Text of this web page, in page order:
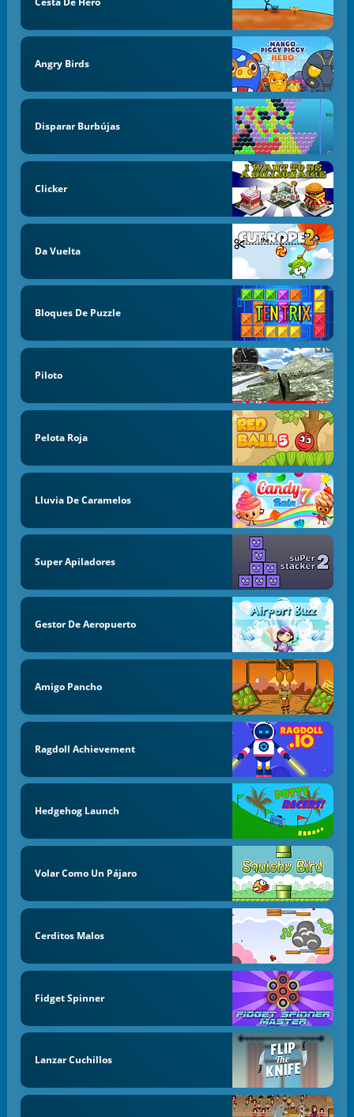
Angry Birds
Disparar Burbújas
Clicker
Da Vuelta
Bloques De Puzzle
Piloto
Pelota Roja
Lluvia De Caramelos
Super Apiladores
Gestor De Aeropuerto
Amigo Pancho
Ragdoll Achievement
Hedgehog Launch
Volar Como Un Pájaro
Cerditos Malos
Fidget Spinner
Lanzar Cuchillos